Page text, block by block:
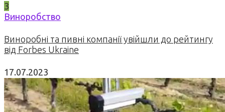
3
Виноробство
Виноробні та пивні компанії увійшли до рейтингу
від Forbes Ukraine
17.07.2023